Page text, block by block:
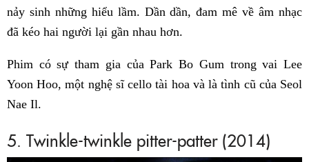
nảy sinh những hiểu lầm. Dần dần, đam mê về âm nhạc
đã kéo hai người lại gần nhau hơn.
Phim có sự tham gia của Park Bo Gum trong vai Lee
Yoon Hoo, một nghệ sĩ cello tài hoa và là tình cũ của Seol
Nae Il.
5. Twinkle-twinkle pitter-patter (2014)